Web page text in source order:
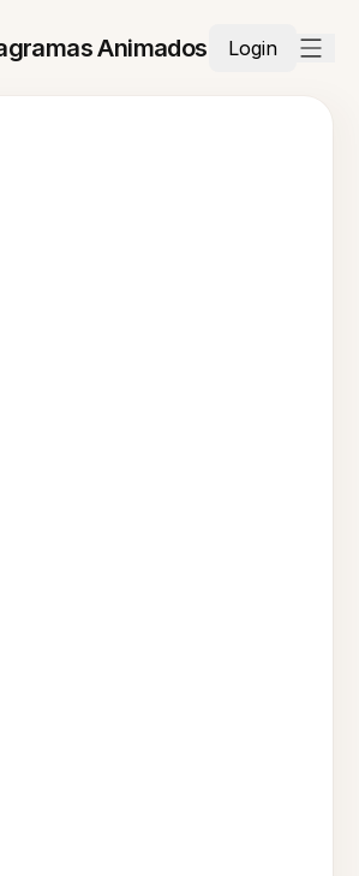
Animados Login